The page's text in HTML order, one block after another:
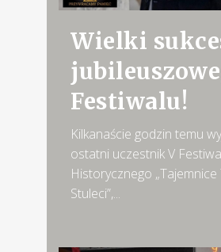
Wielki
Festiwalu!
Kilkanaście godzin temu
ostatni uczestnik V
Historycznego „Tajemnice
Stuleci”,...